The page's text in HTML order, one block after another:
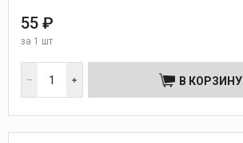
55 ₽
за 1 шт
В КОРЗИНУ